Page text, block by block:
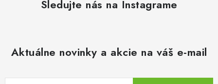
Sledujte nás na Instagrame
Aktuálne novinky a akcie na váš e-mail